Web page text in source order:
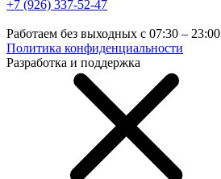
+7 (926) 337-52-47
Работаем без выходных с 07:30 – 23:00
Политика конфиденциальности
Разработка и поддержка